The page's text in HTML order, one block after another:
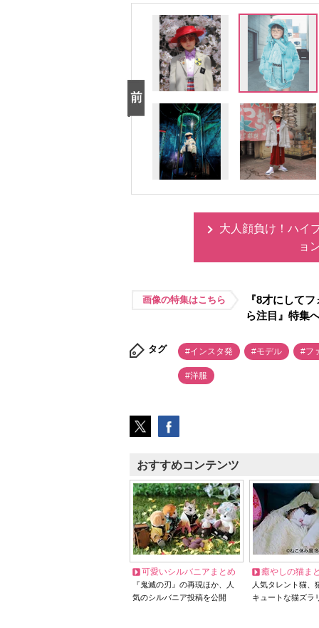
大人顔負け！ハイ
ョ
画像の特集はこちら
『8才にして
ら注目』特集
タグ #インスタ発 #モデル #フ
#洋服
おすすめコンテンツ
可愛いシルバニアまとめ
『鬼滅の刃』の再現ほか、人
気のシルバニア投稿を公開
癒やしの猫ま
人気タレント猫
キュートな猫ズラ